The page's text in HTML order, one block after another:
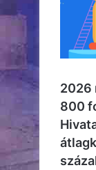
2026
800